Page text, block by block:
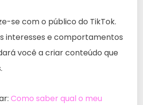
se com o público do TikTok.
interesses e comportamentos
você a criar conteúdo que
Como saber qual o meu